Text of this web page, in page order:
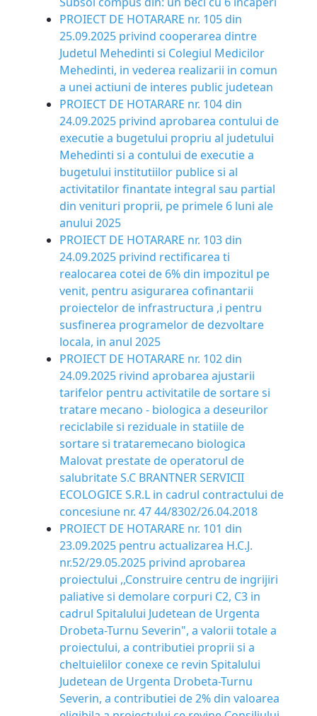
PROIECT DE HOTARARE nr. 105 din
25.09.2025 privind cooperarea dintre
Judetul Mehedinti si Colegiul Medicilor
Mehedinti, in vederea realizarii in comun
a unei actiuni de interes public judetean
PROIECT DE HOTARARE nr. 104 din
24.09.2025 privind aprobarea contului de
executie a bugetului propriu al judetului
Mehedinti si a contului de executie a
bugetului institutiilor publice si al
activitatilor finantate integral sau partial
din venituri proprii, pe primele 6 luni ale
anului 2025
PROIECT DE HOTARARE nr. 103 din
24.09.2025 privind rectificarea ti
realocarea cotei de 6% din impozitul pe
venit, pentru asigurarea cofinantarii
proiectelor de infrastructura ,i pentru
susfinerea programelor de dezvoltare
locala, in anul 2025
PROIECT DE HOTARARE nr. 102 din
24.09.2025 rivind aprobarea ajustarii
tarifelor pentru activitatile de sortare si
tratare mecano - biologica a deseurilor
reciclabile si reziduale in statiile de
sortare si trataremecano biologica
Malovat prestate de operatorul de
salubritate S.C BRANTNER SERVICII
ECOLOGICE S.R.L in cadrul contractului de
concesiune nr. 47 44/8302/26.04.2018
PROIECT DE HOTARARE nr. 101 din
23.09.2025 pentru actualizarea H.C.J.
nr.52/29.05.2025 privind aprobarea
proiectului ,,Construire centru de ingrijiri
paliative si demolare corpuri C2, C3 in
cadrul Spitalului Judetean de Urgenta
Drobeta-Turnu Severin", a valorii totale a
proiectului, a contributiei proprii si a
cheltuielilor conexe ce revin Spitalului
Judetean de Urgenta Drobeta-Turnu
Severin, a contributiei de 2% din valoarea